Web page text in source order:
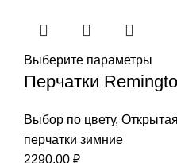
Выберите параметры
Перчатки
Выбор по цвету,
перчатки зимние
2290,00 ₽